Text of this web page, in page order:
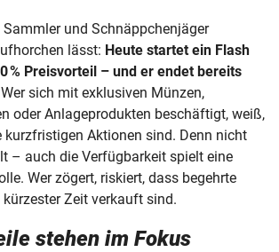
Sammler und Schnäppchenjäger
lässt: Heute startet ein Flash
% Preisvorteil – und er endet bereits
Wer sich mit exklusiven Münzen,
oder Anlageprodukten beschäftigt, weiß,
kurzfristigen Aktionen sind. Denn nicht
– auch die Verfügbarkeit spielt eine
Wer zögert, riskiert, dass begehrte
Zeit verkauft sind.
stehen im Fokus